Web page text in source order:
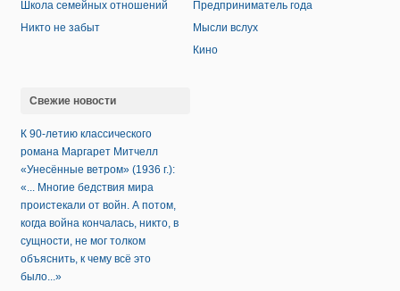
Школа семейных отношений
Никто не забыт
Предприниматель года
Мысли вслух
Кино
Свежие новости
К 90-летию классического
романа Маргарет Митчелл
«Унесённые ветром» (1936 г.):
«... Многие бедствия мира
проистекали от войн. А потом,
когда война кончалась, никто, в
сущности, не мог толком
объяснить, к чему всё это
было...»